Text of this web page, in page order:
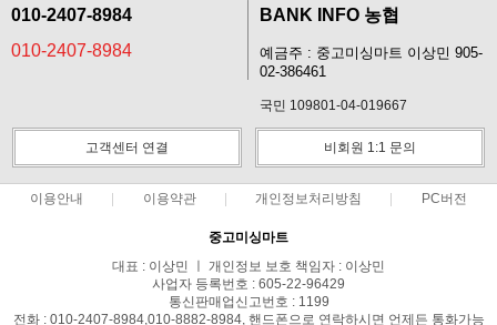
010-2407-8984
010-2407-8984
BANK INFO 농협
예금주 : 중고미싱마트 이상민 905-
02-386461
국민 109801-04-019667
고객센터 연결 비회원 1:1 문의
이용안내 이용약관 개인정보처리방침 PC버전
중고미싱마트
대표 : 이상민 ㅣ 개인정보 보호 책임자 : 이상민
사업자 등록번호 : 605-22-96429
통신판매업신고번호 : 1199
전화 : 010-2407-8984,010-8882-8984, 핸드폰으로 연락하시면 언제든 통화가능